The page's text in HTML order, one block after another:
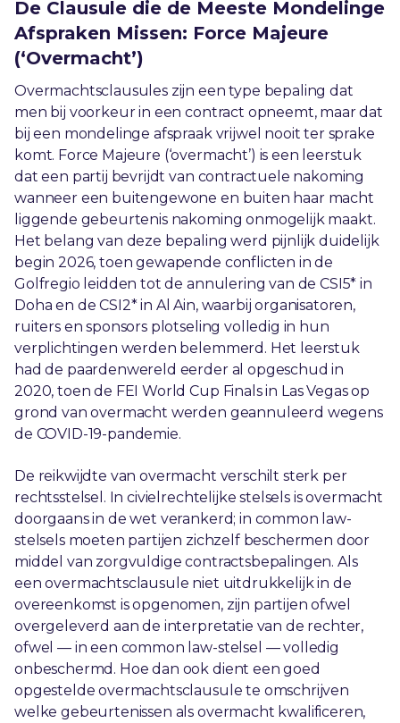
De Clausule die de Meeste Mondelinge
Afspraken Missen: Force Majeure
(‘Overmacht’)
Overmachtsclausules zijn een type bepaling dat
men bij voorkeur in een contract opneemt, maar dat
bij een mondelinge afspraak vrijwel nooit ter sprake
komt. Force Majeure (‘overmacht’) is een leerstuk
dat een partij bevrijdt van contractuele nakoming
wanneer een buitengewone en buiten haar macht
liggende gebeurtenis nakoming onmogelijk maakt.
Het belang van deze bepaling werd pijnlijk duidelijk
begin 2026, toen gewapende conflicten in de
Golfregio leidden tot de annulering van de CSI5* in
Doha en de CSI2* in Al Ain, waarbij organisatoren,
ruiters en sponsors plotseling volledig in hun
verplichtingen werden belemmerd. Het leerstuk
had de paardenwereld eerder al opgeschud in
2020, toen de FEI World Cup Finals in Las Vegas op
grond van overmacht werden geannuleerd wegens
de COVID-19-pandemie.
De reikwijdte van overmacht verschilt sterk per
rechtsstelsel. In civielrechtelijke stelsels is overmacht
doorgaans in de wet verankerd; in common law-
stelsels moeten partijen zichzelf beschermen door
middel van zorgvuldige contractsbepalingen. Als
een overmachtsclausule niet uitdrukkelijk in de
overeenkomst is opgenomen, zijn partijen ofwel
overgeleverd aan de interpretatie van de rechter,
ofwel — in een common law-stelsel — volledig
onbeschermd. Hoe dan ook dient een goed
opgestelde overmachtsclausule te omschrijven
welke gebeurtenissen als overmacht kwalificeren,